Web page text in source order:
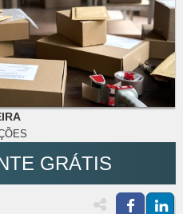
GRÁTIS